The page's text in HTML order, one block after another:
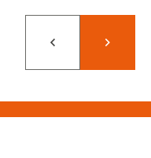
PrécédentSuivant